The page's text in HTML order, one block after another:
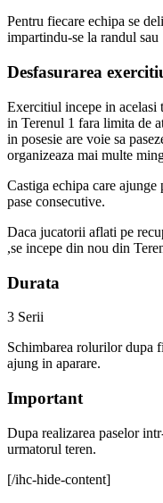
Pentru fiecare echipa se
impartindu-se la randul
Desfasurarea
Exercitiul incepe in acelasi
in Terenul 1 fara limita de
in posesie are voie sa
organizeaza mai multe
Castiga echipa care
pase consecutive.
Daca jucatorii aflati pe
,se incepe din nou din
Durata
3 Serii
Schimbarea rolurilor dupa
ajung in aparare.
Important
Dupa realizarea paselor
urmatorul teren.
[/ihc-hide-content]